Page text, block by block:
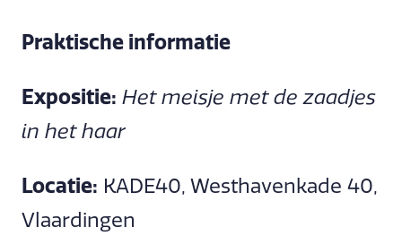
Praktische informatie
Expositie: Het meisje met de zaadjes
in het haar
Locatie: KADE40, Westhavenkade 40,
Vlaardingen